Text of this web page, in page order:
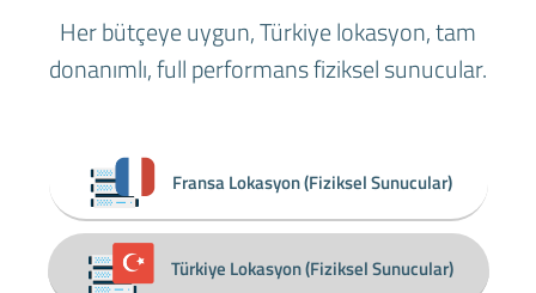
Her bütçeye uygun, Türkiye lokasyon, tam
donanımlı, full performans fiziksel sunucular.
Fransa Lokasyon (Fiziksel Sunucular)
Türkiye Lokasyon (Fiziksel Sunucular)